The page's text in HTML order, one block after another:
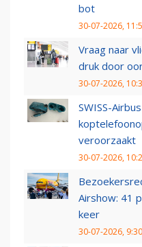
bot
30-07-2026,
Vraag naar
druk door
30-07-2026,
SWISS-
veroorzaakt
30-07-2026,
Airshow: 41
keer
30-07-2026, 9:30